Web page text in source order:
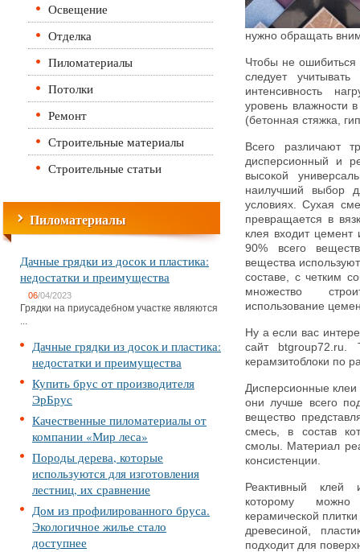
Освещение
Отделка
Пиломатериалы
Потолки
Ремонт
Строительные материалы
Строительные статьи
Пиломатериалы
Дачные грядки из досок и пластика:
недостатки и преимущества
06/04/2023
Грядки на приусадебном участке являются
...
Дачные грядки из досок и пластика:
недостатки и преимущества
Купить брус от производителя
ЭрБрус
Качественные пиломатериалы от
компании «Мир леса»
Породы дерева, которые
используются для изготовления
лестниц, их сравнение
Дом из профилированного бруса.
Экологичное жилье стало
доступнее
нужно обращать
Чтобы не ошибиться
следует
интенсивность
уровень влажности
(бетонная стяжка,
Всего различают
дисперсионный и
высокой
наилучший выбор
условиях. Сухая
превращается в
клея входит цемент
90% всего
вещества
составе, с четким
множество
использование
Ну а если вас
сайт btgroup72.ru.
керамзитоблоки по
Дисперсионные
они лучше всего
вещество
смесь, в состав
смолы. Материал
консистенции.
Реактивный клей
которому можно
керамической
древесиной,
подходит для